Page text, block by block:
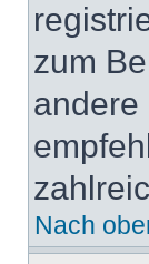
zum
andere
Nach